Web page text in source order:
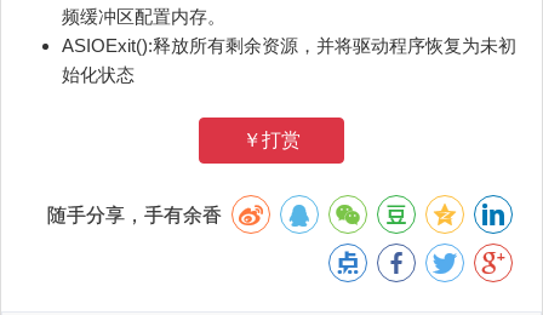
频缓冲区配置内存。
ASIOExit():释放所有剩余资源，并将驱动程序恢复为未初
始化状态
￥打赏
随手分享，手有余香